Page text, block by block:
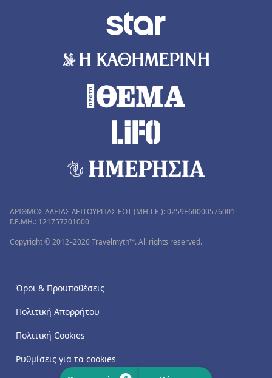
ΑΡΙΘΜΟΣ ΑΔΕΙΑΣ ΛΕΙΤΟΥΡΓΙΑΣ ΕΟΤ (MH.T.E.): 0259Ε60000576001-
Γ.Ε.ΜΗ.: 121757201000
Copyright © 2012–2026 Travelmyth™. All rights reserved.
Όροι & Προϋποθέσεις
Πολιτική Απορρήτου
Πολιτική Cookies
Ρυθμίσεις για τα cookies